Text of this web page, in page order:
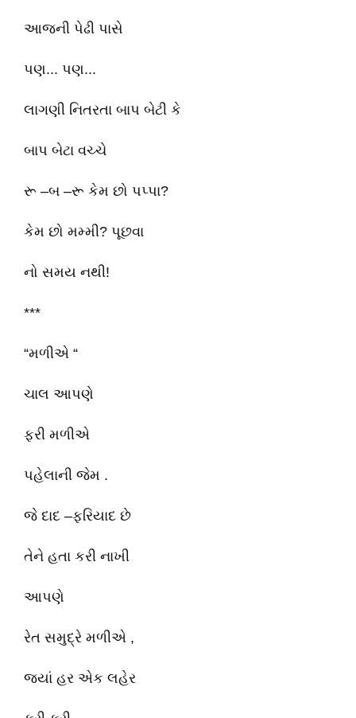
આજની પેઢી પાસે
પણ... પણ...
લાગણી નિતરતા બાપ બેટી કે
બાપ બેટા વચ્ચે
રૂ –બ –રૂ કેમ છો પપ્પા?
કેમ છો મમ્મી? પૂછવા
નો સમય નથી!
***
“મળીએ “
ચાલ આપણે
ફરી મળીએ
પહેલાની જેમ .
જે દાદ –ફરિયાદ છે
તેને હતા કરી નાખી
આપણે
રેત સમુદ્રે મળીએ ,
જ્યાં હર એક લહેર